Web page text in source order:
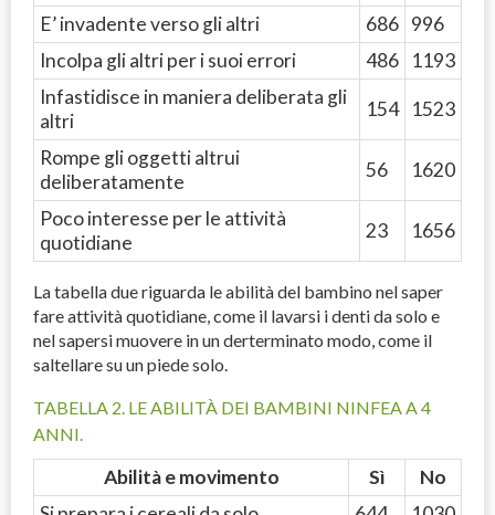
E’ invadente verso gli altri 686 996
Incolpa gli altri per i suoi errori
486
1193
Infastidisce in maniera deliberata gli
altri
154 1523
Rompe gli oggetti altrui
deliberatamente
56 1620
Poco interesse per le attività
quotidiane
23 1656
La tabella due riguarda le abilità del bambino nel saper
fare attività quotidiane, come il lavarsi i denti da solo e
nel sapersi muovere in un derterminato modo, come il
saltellare su un piede solo.
TABELLA 2. LE ABILITÀ DEI BAMBINI NINFEA A 4
ANNI.
Abilità e movimento Sì
No